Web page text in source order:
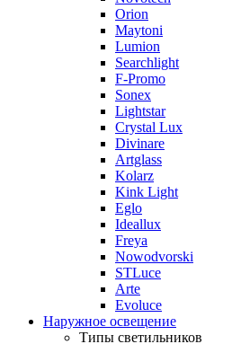
Orion
Maytoni
Lumion
Searchlight
F-Promo
Sonex
Lightstar
Crystal Lux
Divinare
Artglass
Kolarz
Kink Light
Eglo
Ideallux
Freya
Nowodvorski
STLuce
Arte
Evoluce
Наружное освещение
Типы светильников